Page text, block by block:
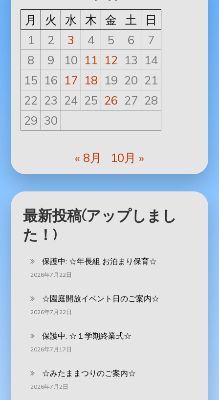
月
火 水 木 金 土
日
1
2 3 4 5 6
7
8
9 10 11 12 13 14
15 16 17 18 19 20 21
22 23 24 25 26 27 28
29 30
« 8月 10月 »
最新投稿(アップしまし
た！)
保護中: ‪☆年長組 お泊まり保育☆
2026年7月22日
☆園庭開放イベント日のご案内☆
2026年7月22日
保護中: ☆１学期終業式☆
2026年7月17日
☆みたままつりのご案内☆
2026年7月2日